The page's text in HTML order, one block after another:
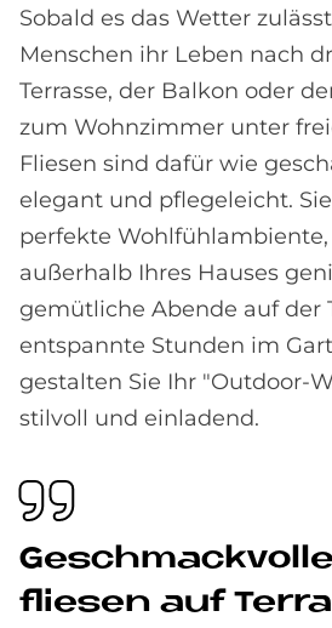
Sobald es das Wetter
Menschen ihr Leben nach
Terrasse, der Balkon oder
zum Wohnzimmer unter
Fliesen sind dafür wie
elegant und pflegeleicht.
perfekte Wohlfühlambiente,
außerhalb Ihres Hauses
gemütliche Abende auf der
entspannte Stunden im
gestalten Sie Ihr "Outdoor-
stilvoll und einladend.
flie­sen auf